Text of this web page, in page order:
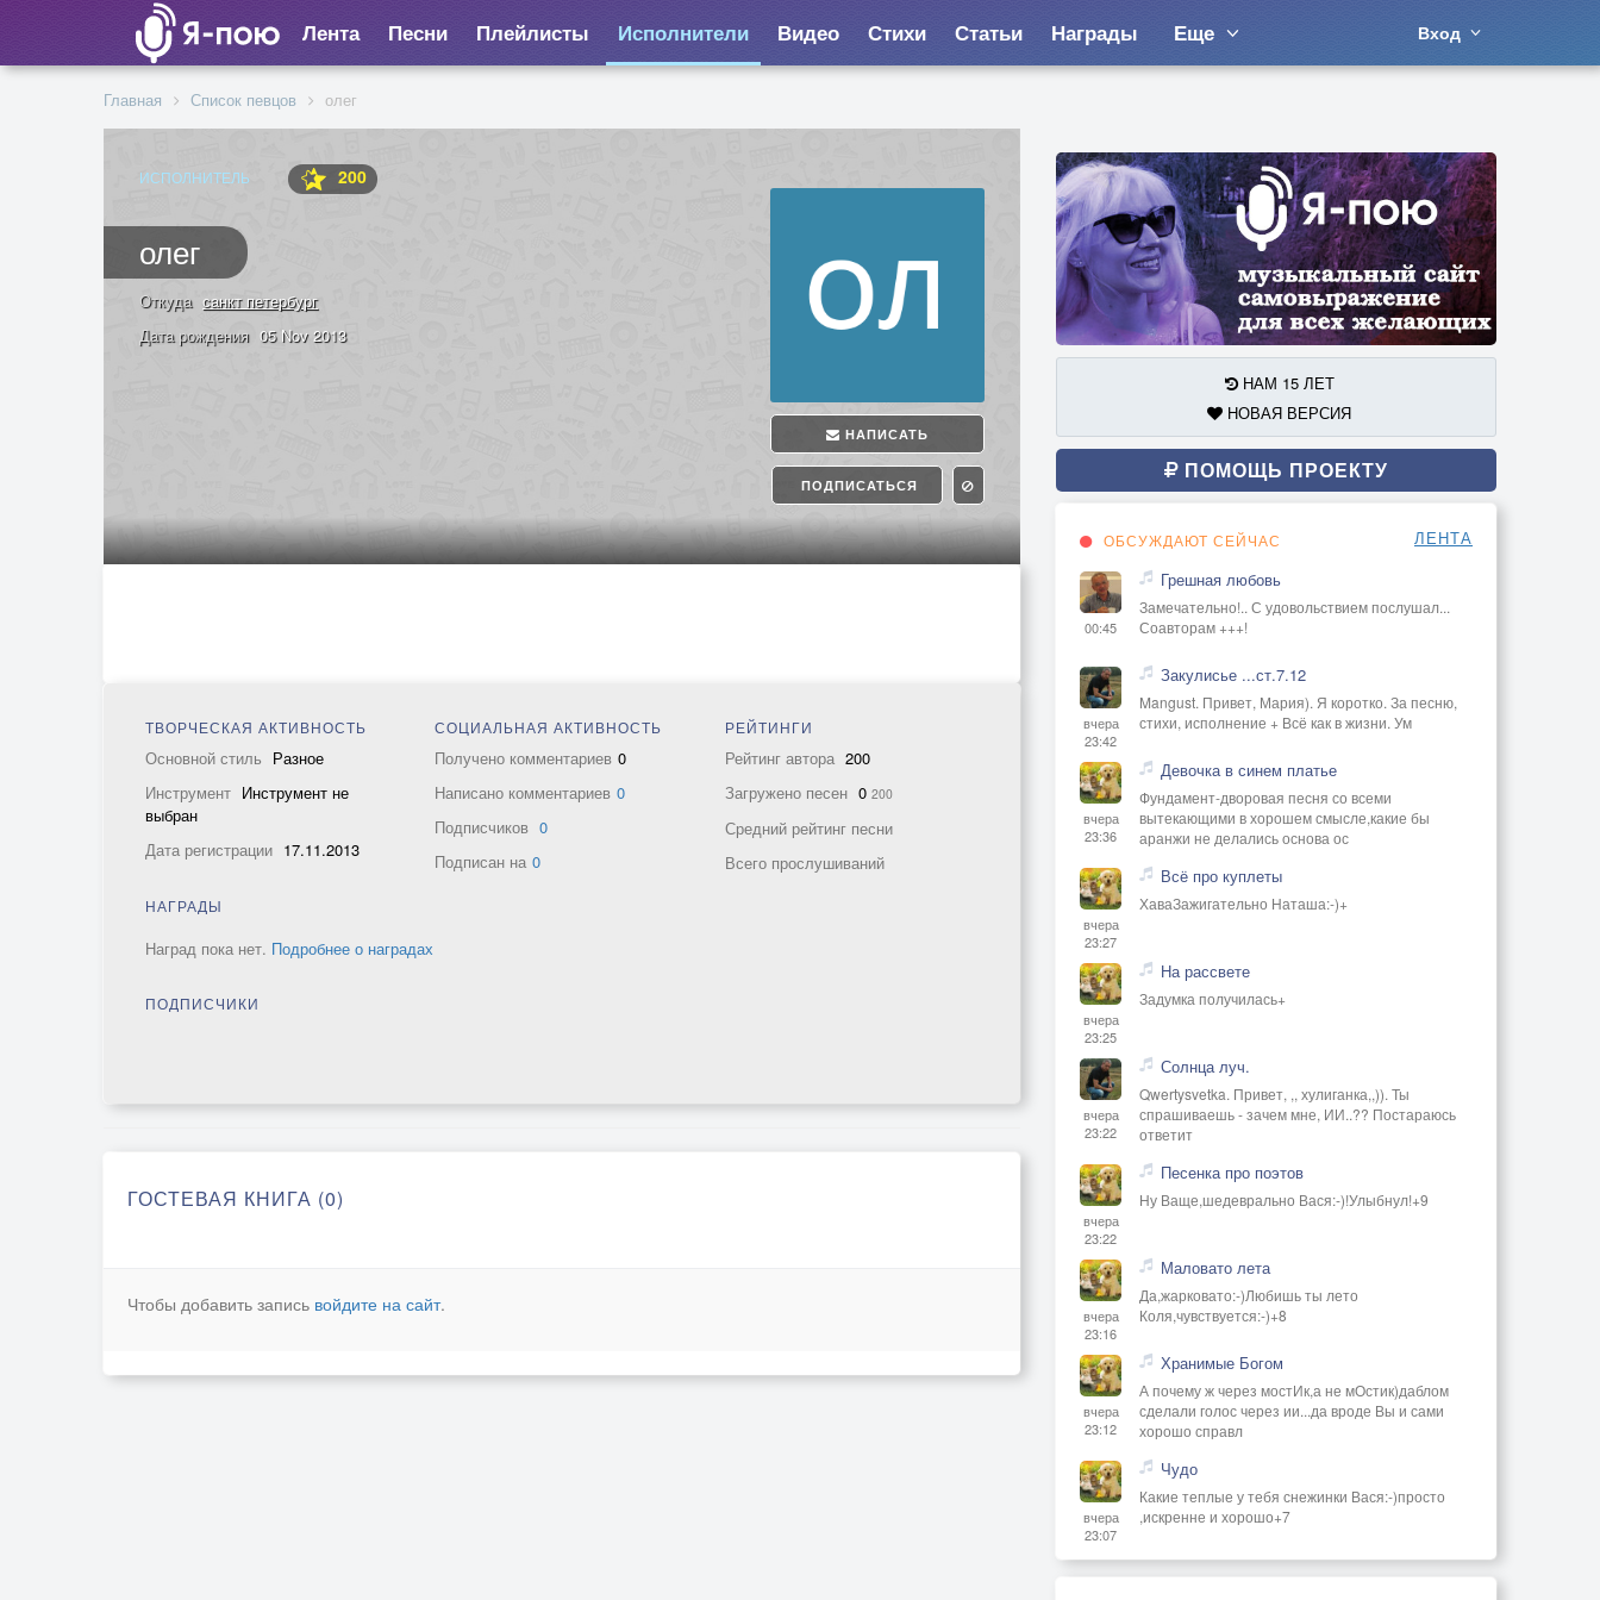
Лента Песни Плейлисты Исполнители Видео Стихи Статьи Награды Еще Вход
Главная Список певцов олег
ИСПОЛНИТЕЛЬ 200
олег
НАПИСАТЬ
ПОДПИСАТЬСЯ
Откуда санкт петербург
Дата рождения 05 Nov 2013
ТВОРЧЕСКАЯ АКТИВНОСТЬ
Основной стиль Разное
Инструмент Инструмент не
выбран
Дата регистрации 17.11.2013
СОЦИАЛЬНАЯ АКТИВНОСТЬ
Получено комментариев 0
Написано комментариев 0
Подписчиков 0
Подписан на 0
РЕЙТИНГИ
Рейтинг автора 200
Загружено песен 0 200
Средний рейтинг песни
Всего прослушиваний
НАГРАДЫ
Наград пока нет. Подробнее о наградах
ПОДПИСЧИКИ
ГОСТЕВАЯ КНИГА (0)
Чтобы добавить запись войдите на сайт.
НАМ 15 ЛЕТ
НОВАЯ ВЕРСИЯ
ПОМОЩЬ ПРОЕКТУ
ОБСУЖДАЮТ СЕЙЧАС ЛЕНТА
00:45
Грешная любовь
Замечательно!.. С удовольствием послушал...
Соавторам +++!
вчера
23:42
Закулисье ...ст.7.12
Mangust. Привет, Мария). Я коротко. За песню,
стихи, исполнение + Всё как в жизни. Ум
вчера
23:36
Девочка в синем платье
Фундамент-дворовая песня со всеми
вытекающими в хорошем смысле,какие бы
аранжи не делались основа ос
вчера
23:27
Всё про куплеты
ХаваЗажигательно Наташа:-)+
вчера
23:25
На рассвете
Задумка получилась+
вчера
23:22
Солнца луч.
Qwertysvetka. Привет, ,, хулиганка,,)). Ты
спрашиваешь - зачем мне, ИИ..?? Постараюсь
ответит
вчера
23:22
Песенка про поэтов
Ну Ваще,шедеврально Вася:-)!Улыбнул!+9
вчера
23:16
Маловато лета
Да,жарковато:-)Любишь ты лето
Коля,чувствуется:-)+8
вчера
23:12
Хранимые Богом
А почему ж через мостИк,а не мОстик)даблом
сделали голос через ии...да вроде Вы и сами
хорошо справл
вчера
23:07
Чудо
Какие теплые у тебя снежинки Вася:-)просто
,искренне и хорошо+7